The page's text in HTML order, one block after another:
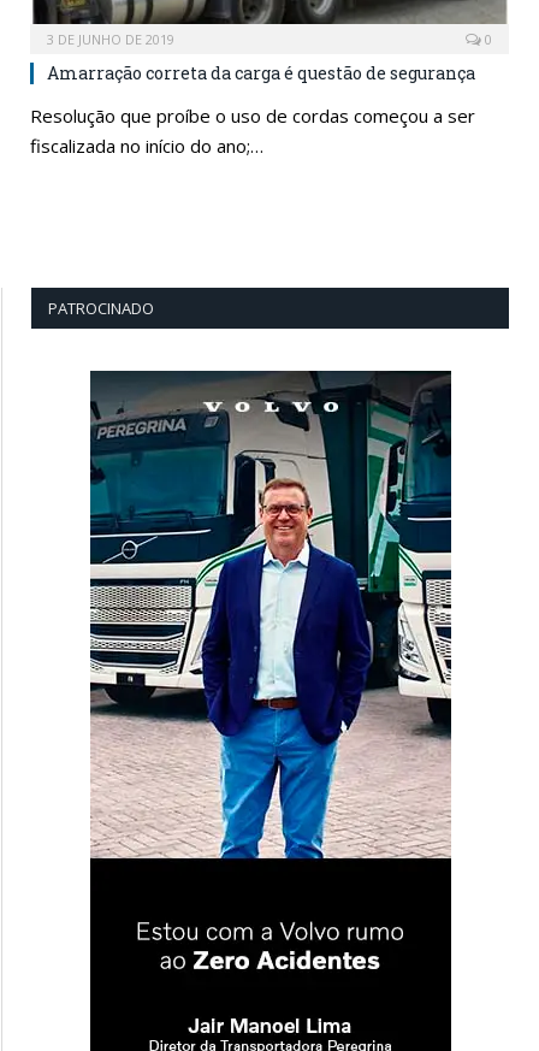
3 DE JUNHO DE 2019 0
Amarração correta da carga é questão de segurança
Resolução que proíbe o uso de cordas começou a ser
fiscalizada no início do ano;…
PATROCINADO